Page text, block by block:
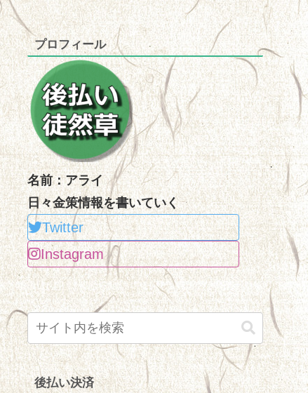
プロフィール
名前：アライ
日々金策情報を書いていく
Twitter
Instagram
後払い決済